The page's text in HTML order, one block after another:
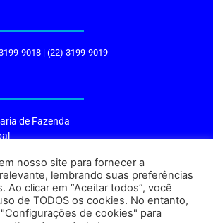
9018 | (22) 3199-9019
de Fazenda
s/n – Centro, Cabo Frio – RJ, 28906-290
nosso site para fornecer a
lembrando suas preferências
Ao clicar em “Aceitar todos”, você
de TODOS os cookies. No entanto,
de cookies" para